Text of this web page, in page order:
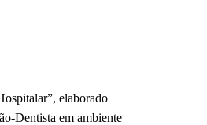
elaborado
Dentista em ambiente